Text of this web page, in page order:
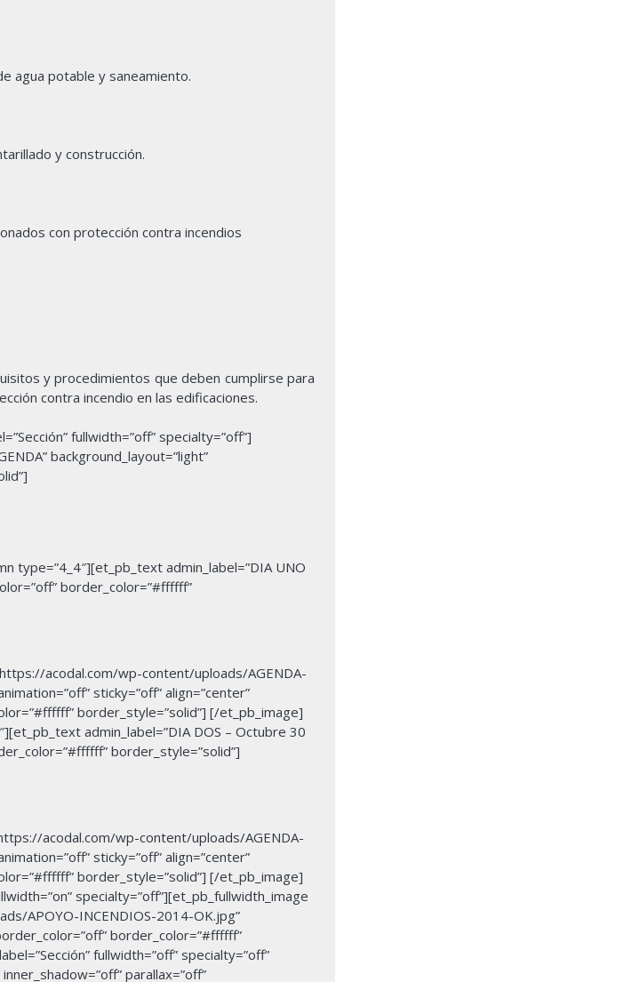
agua potable y saneamiento.
y construcción.
con protección contra incendios
y procedimientos que deben cumplirse para
contra incendio en las edificaciones.
fullwidth=”off” specialty=”off”]
background_layout=”light”
type=”4_4″][et_pb_text admin_label=”DIA UNO
border_color=”#ffffff”
acodal.com/wp-content/uploads/AGENDA-
sticky=”off” align=”center”
border_style=”solid”] [/et_pb_image]
admin_label=”DIA DOS – Octubre 30
border_style=”solid”]
acodal.com/wp-content/uploads/AGENDA-
sticky=”off” align=”center”
border_style=”solid”] [/et_pb_image]
specialty=”off”][et_pb_fullwidth_image
APOYO-INCENDIOS-2014-OK.jpg”
border_color=”#ffffff”
fullwidth=”off” specialty=”off”
parallax=”off”